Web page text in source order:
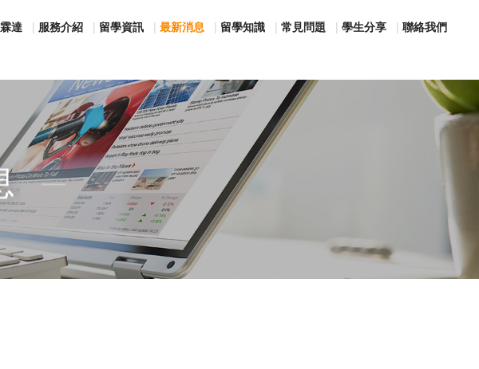
達 服務介紹 留學資訊 最新消息 留學知識 常見問題 學生分享 聯絡我們